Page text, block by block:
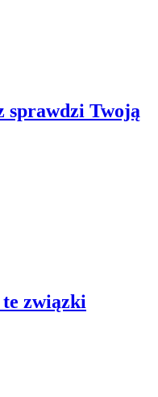
sprawdzi Twoją
związki